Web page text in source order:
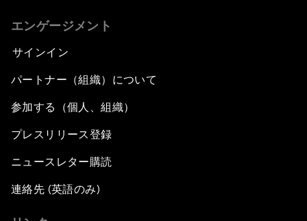
エンゲージメント
サインイン
パートナー（組織）について
参加する（個人、組織）
プレスリリース登録
ニュースレター購読
連絡先 (英語のみ)